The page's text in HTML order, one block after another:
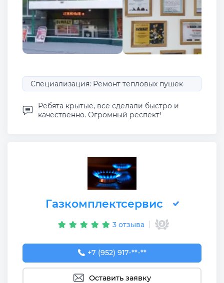
Специализация: Ремонт тепловых пушек
Ребята крытые, все сделали быстро и
качественно. Огромный респект!
Газкомплектсервис
3 отзыва
+7 (952) 917-03-33
+7 (952) 917-**-**
Оставить заявку